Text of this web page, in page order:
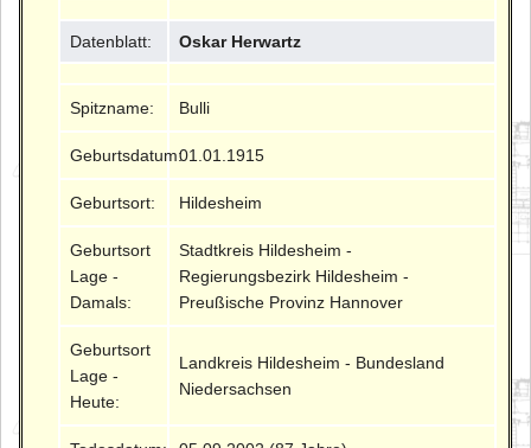
Datenblatt: Oskar Herwartz
Spitzname: Bulli
Geburtsdatum:01.01.1915
Geburtsort: Hildesheim
Geburtsort
Lage -
Damals:
Stadtkreis Hildesheim -
Regierungsbezirk Hildesheim -
Preußische Provinz Hannover
Geburtsort
Lage -
Heute:
Landkreis Hildesheim - Bundesland
Niedersachsen